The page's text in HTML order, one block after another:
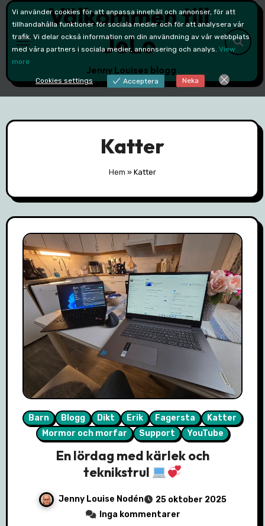
Skip
content
Välkommen till
JeLo
Jenny Louises blogg
Katter
Hem » Katter
Barn Blogg Dikt Erik Fagersta
Katter
Mormor och morfar
Support YouTube
En lördag med kärlek och
teknikstrul
Jenny Louise Nodén
25 oktober 2025
Inga kommentarer
Vi använder cookies för att anpassa innehåll och annonser, för att
tillhandahålla funktioner för sociala medier och för att analysera vår
trafik. Vi delar också information om din användning av vår webbplats
med våra partners i sociala medier, annonsering och analys. View
more
Cookies settings Acceptera Neka